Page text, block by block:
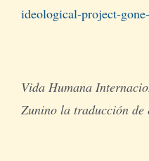
ideological-project-
Vida Humana
Zunino la traducción de